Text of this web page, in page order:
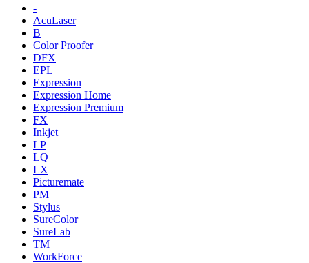
-
AcuLaser
B
Color Proofer
DFX
EPL
Expression
Expression Home
Expression Premium
FX
Inkjet
LP
LQ
LX
Picturemate
PM
Stylus
SureColor
SureLab
TM
WorkForce